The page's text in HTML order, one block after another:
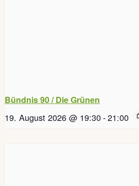
Bündnis 90 / Die Grünen
19. August 2026 @ 19:30-21:00